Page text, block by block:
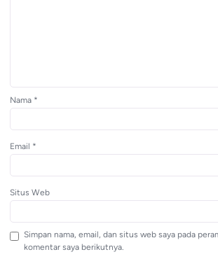
Nama *
Email *
Situs Web
Simpan nama, email, dan situs web saya pada
komentar saya berikutnya.